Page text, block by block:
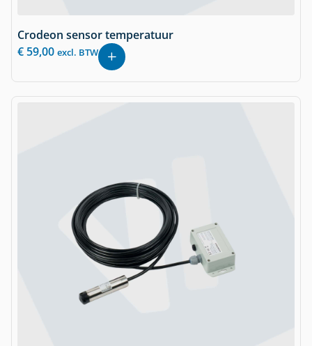
Crodeon sensor temperatuur
€59,00 excl. BTW